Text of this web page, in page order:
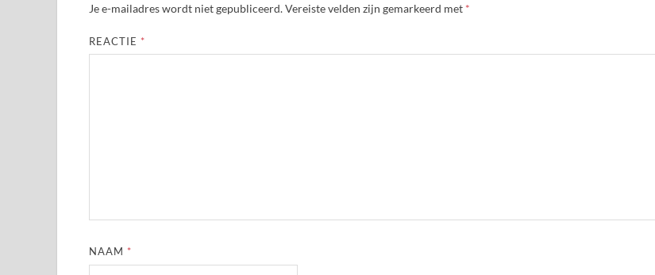
Je e-mailadres wordt niet gepubliceerd.Vereiste velden zijn gemarkeerd met *
REACTIE *
NAAM *